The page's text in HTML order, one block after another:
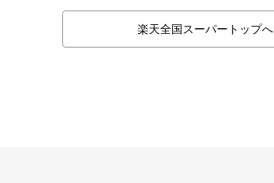
楽天全国スーパートップへ